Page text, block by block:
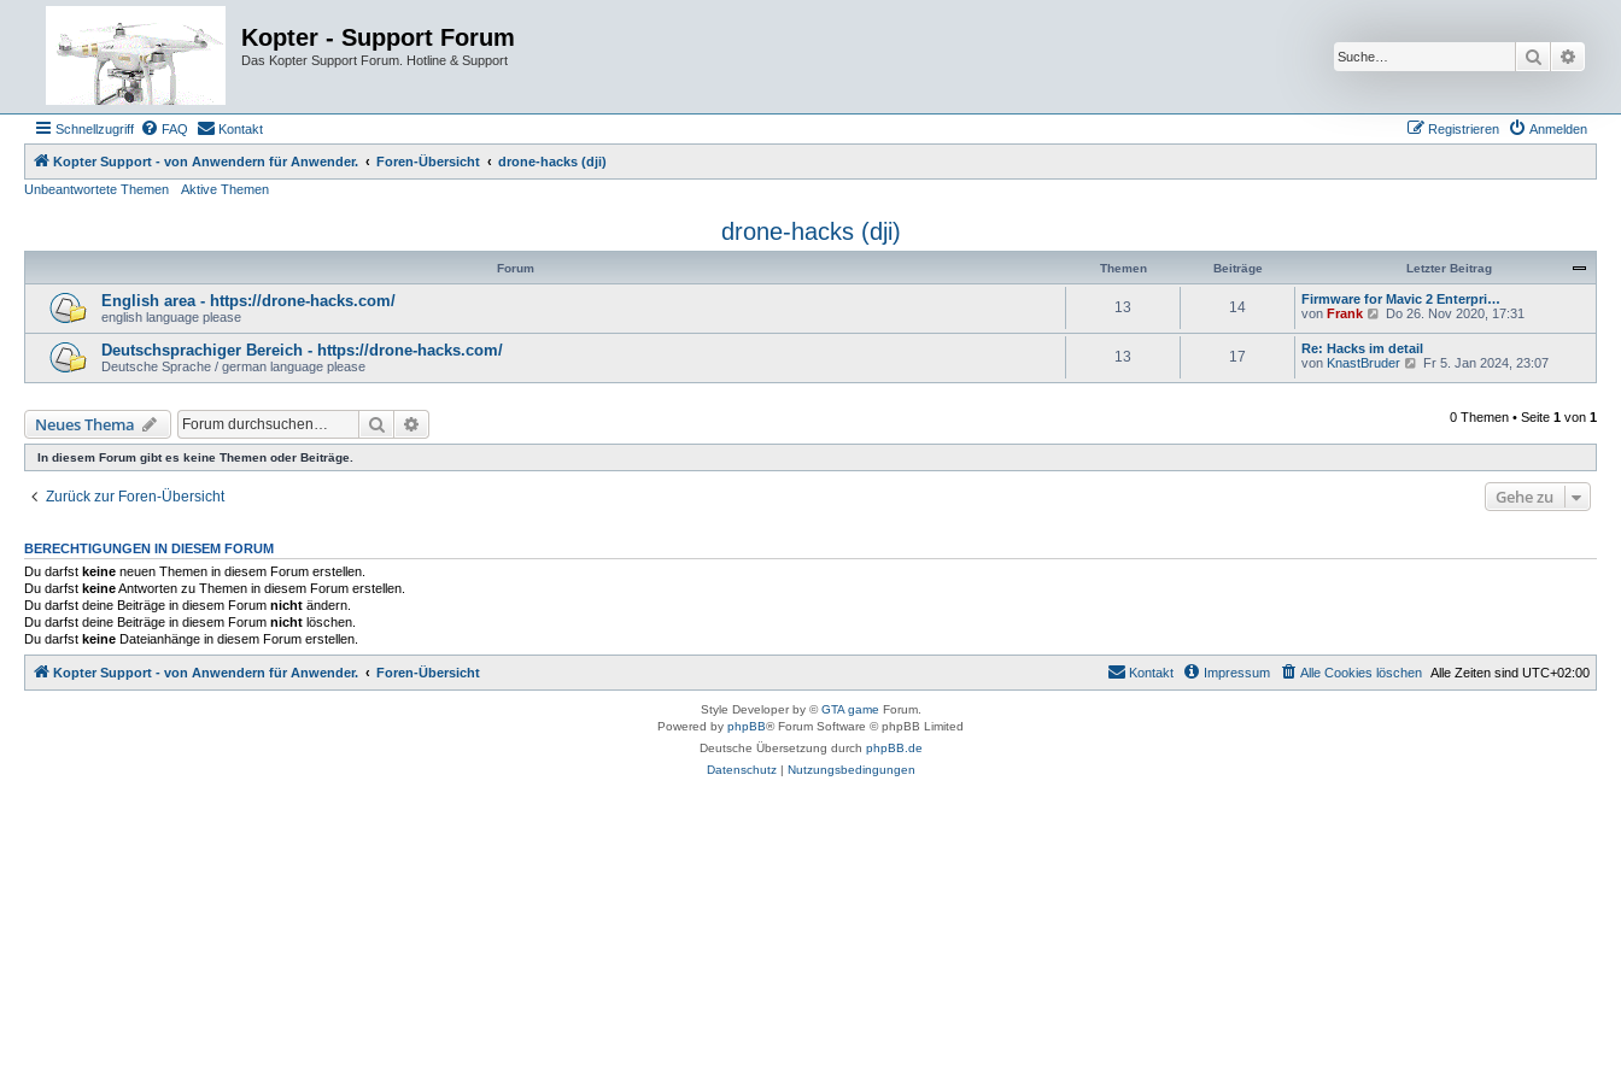
Kopter - Support Forum
Das Kopter Support Forum. Hotline & Support Suche
Schnellzugriff FAQ Kontakt Anmelden
Registrieren
Kopter Support - von Anwendern für Anwender. Foren-Übersicht
drone-hacks (dji)
Unbeantwortete Themen
Aktive Themen
drone-hacks (dji)
Forum Themen Beiträge Letzter Beitrag
English area - https://drone-hacks.com/
english language please
13 14
Firmware for Mavic 2 Enterpri…
von Frank
N
e
s
t
e
t
Do 26. Nov 2020, 17:31
Deutschsprachiger Bereich - https://drone-hacks.com/
Deutsche Sprache / german language please
13 17
Re: Hacks im detail
von KnastBruder
N
e
g
Fr 5. Jan 2024, 23:07
Neues Thema Suche 0 Themen • Seite 1 von 1
In diesem Forum gibt es keine Themen oder Beiträge.
Zurück zur Foren-Übersicht Gehe zu
BERECHTIGUNGEN IN DIESEM FORUM
Du darfst keine neuen Themen in diesem Forum erstellen.
Du darfst keineAntworten zu Themen in diesem Forum erstellen.
Du darfst deine Beiträge in diesem Forum nicht ändern.
Du darfst deine Beiträge in diesem Forum nicht löschen.
Du darfst keine Dateianhänge in diesem Forum erstellen.
Kopter Support - von Anwendern für Anwender. Foren-Übersicht Alle Zeiten sind UTC+02:00
Alle Cookies löschen
Impressum
Kontakt
Style Developer by ©GTA game Forum.
Powered by phpBB® Forum Software © phpBB Limited
Deutsche Übersetzung durch phpBB.de
Datenschutz| Nutzungsbedingungen